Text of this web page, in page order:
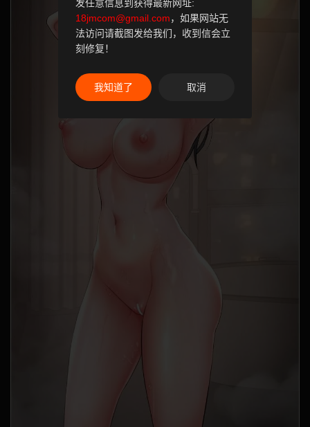
发任意信息到获得最新网址:
18jmcom@gmail.com，如果网站无
法访问请截图发给我们，收到信会立
刻修复！
我知道了 取消